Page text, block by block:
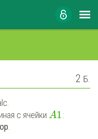
2 Б.
с ячейки A1:
.